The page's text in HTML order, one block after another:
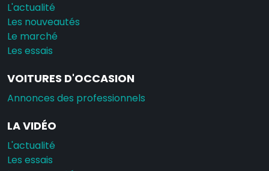
L'actualité
Les nouveautés
Le marché
Les essais
VOITURES D'OCCASION
Annonces des professionnels
LA VIDÉO
L'actualité
Les essais